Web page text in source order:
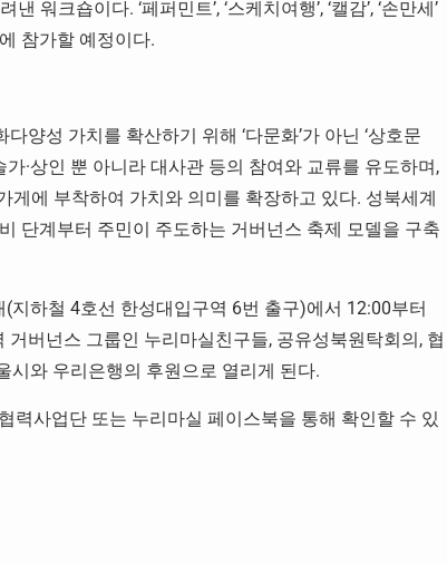
크숍이다. ‘페퍼민트’, ‘스케치여행’, ‘캘감’, ‘손만세’
참가할 예정이다.
양성 가치를 확산하기 위해 ‘다문화’가 아닌 ‘상호문
·상인 뿐 아니라 대사관 등의 참여와 교류를 유도하며,
에 부착하여 가치와 의미를 확장하고 있다. 성북세계
단계부터 주민이 주도하는 거버넌스 축제 모델을 구축
하철 4호선 한성대입구역 6번 출구)에서 12:00부터
버넌스 그룹인 누리마실친구들, 공유성북원탁회의, 협
시와 우리은행의 후원으로 열리게 된다.
력사업단 또는 누리마실 페이스북을 통해 확인할 수 있